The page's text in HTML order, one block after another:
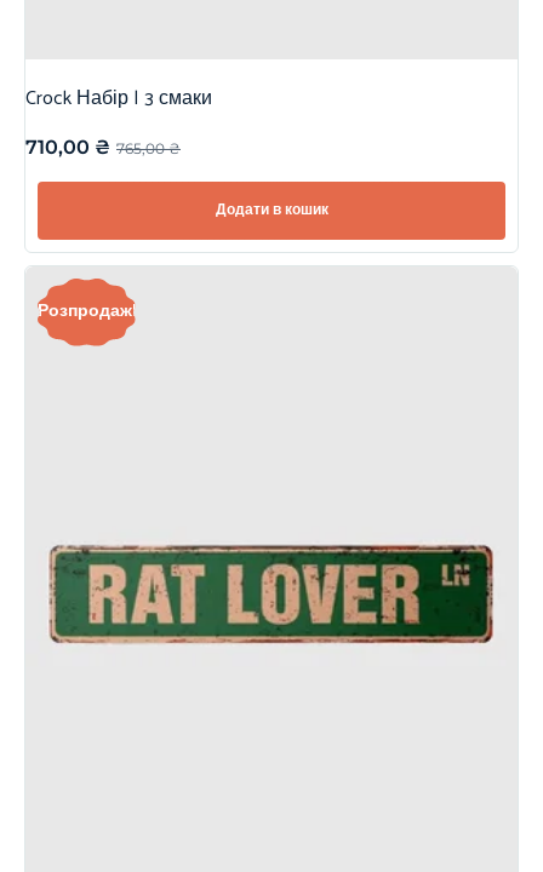
Crock Набір | 3 смаки
765,00₴
710,00 ₴
Додати в кошик
Розпродаж!